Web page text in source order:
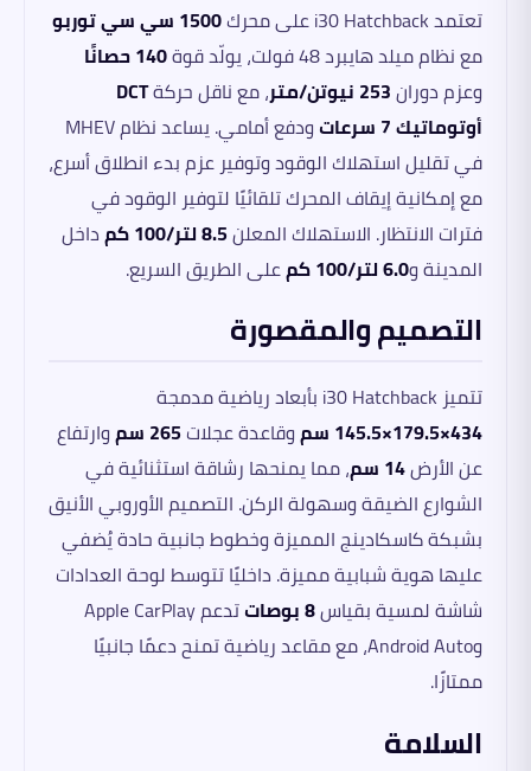
تعتمد i30 Hatchback على محرك
1500 سي سي توربو
مع نظام ميلد هايبرد 48 فولت، يولّد قوة
140 حصانًا
وعزم دوران253 نيوتن/متر ، مع ناقل حركةDCT
أوتوماتيك 7 سرعات
ودفع أمامي. يساعد نظام MHEV
في تقليل استهلاك الوقود وتوفير عزم بدء انطلاق أسرع،
مع إمكانية إيقاف المحرك تلقائيًا لتوفير الوقود في
فترات الانتظار. الاستهلاك المعلن8.5 لتر/100 كم
داخل
المدينة و6.0 لتر/100 كم على الطريق السريع.
التصميم والمقصورة
تتميز i30 Hatchback بأبعاد رياضية مدمجة
434×179.5×145.5 سم
وقاعدة عجلات265 سم
وارتفاع
عن الأرض14 سم
، مما يمنحها رشاقة استثنائية في
الشوارع الضيقة وسهولة الركن. التصميم الأوروبي الأنيق
بشبكة كاسكادينج المميزة وخطوط جانبية حادة يُضفي
عليها هوية شبابية مميزة. داخليًا تتوسط لوحة العدادات
شاشة لمسية بقياس8 بوصات
تدعم Apple CarPlay
وAndroid Auto، مع مقاعد رياضية تمنح دعمًا جانبيًا
ممتازًا.
السلامة